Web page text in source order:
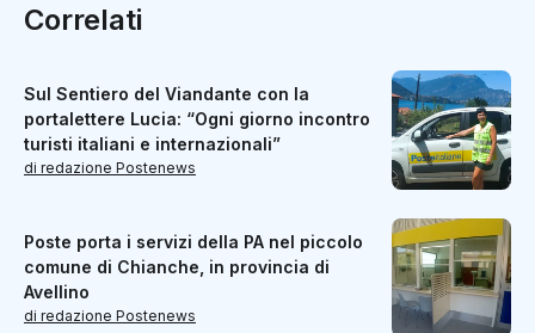
Correlati
Sul Sentiero del Viandante con la
portalettere Lucia: “Ogni giorno incontro
turisti italiani e internazionali”
di redazione Postenews
Poste porta i servizi della PA nel piccolo
comune di Chianche, in provincia di
Avellino
di redazione Postenews